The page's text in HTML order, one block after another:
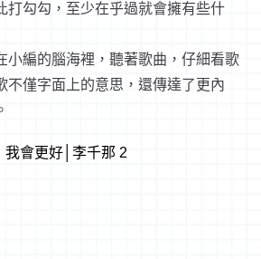
打勾勾，至少在乎過就會擁有些什
小編的腦海裡，聽著歌曲，仔細看歌
不僅字面上的意思，還傳達了更內